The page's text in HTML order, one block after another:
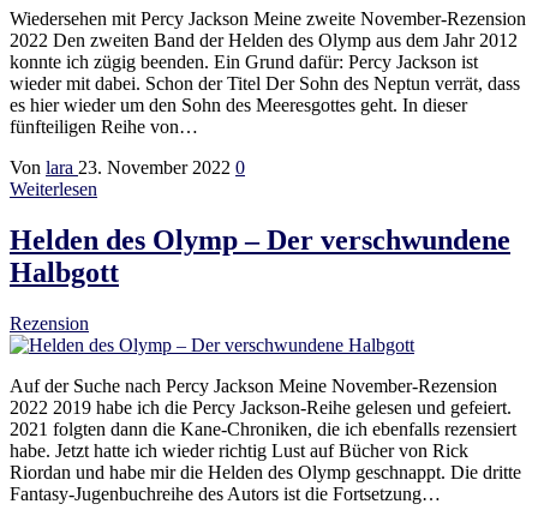
Wiedersehen mit Percy Jackson Meine zweite November-Rezension
2022 Den zweiten Band der Helden des Olymp aus dem Jahr 2012
konnte ich zügig beenden. Ein Grund dafür: Percy Jackson ist
wieder mit dabei. Schon der Titel Der Sohn des Neptun verrät, dass
es hier wieder um den Sohn des Meeresgottes geht. In dieser
fünfteiligen Reihe von…
Von lara 23. November 2022 0
Weiterlesen
Helden des Olymp – Der verschwundene
Halbgott
Rezension
Auf der Suche nach Percy Jackson Meine November-Rezension
2022 2019 habe ich die Percy Jackson-Reihe gelesen und gefeiert.
2021 folgten dann die Kane-Chroniken, die ich ebenfalls rezensiert
habe. Jetzt hatte ich wieder richtig Lust auf Bücher von Rick
Riordan und habe mir die Helden des Olymp geschnappt. Die dritte
Fantasy-Jugenbuchreihe des Autors ist die Fortsetzung…